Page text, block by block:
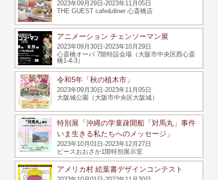
2023年09月29日-2023年11月05日
THE GUEST cafe&diner 心斎橋店
アニメーション チェンソーマン展
2023年09月30日-2023年10月29日
心斎橋オーパ 7階特設会場（大阪市中央区西心斎
橋1-4-3）
令和5年「秋の植木市」
2023年09月30日-2023年11月05日
大阪城公園（大阪市中央区大阪城）
特別展「沖縄の学童疎開船「対馬丸」事件
いま生きる私たちへのメッセージ」
2023年10月01日-2023年12月27日
ピースおおさか1階特別展示室
アメリカ村 絵葉書デザインコンテスト